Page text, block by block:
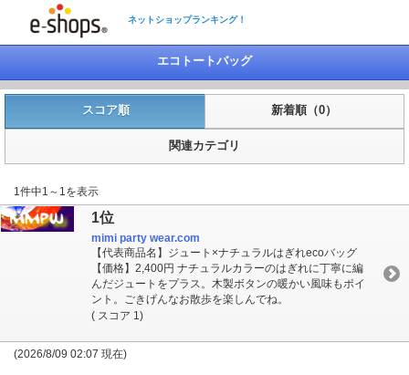
ネットショップランキング！
エコトートバッグ
スコア順 新着順（0）
関連カテゴリ
1件中1～1を表示
1位
mimi party wear.com
【代表商品名】ジュート×ナチュラルはぎれecoバッグ
【価格】2,400円 ナチュラルカラーのはぎれに丁寧に編
んだジュートをプラス。木製ボタンの暖かい風味もポイ
ント。ごきげんなお散歩を楽しんでね。
( スコア 1)
(2026/8/09 02:07 現在)